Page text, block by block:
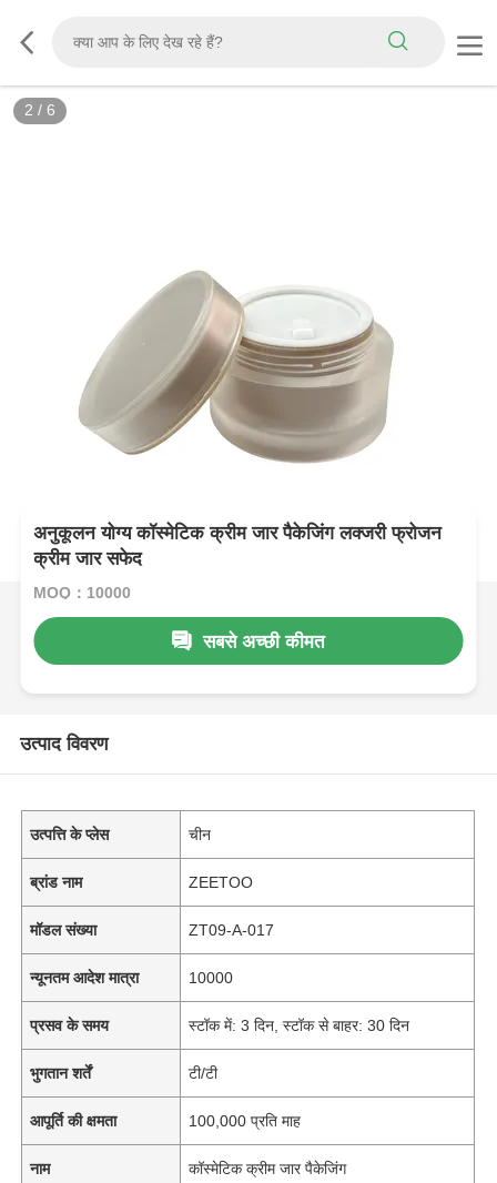
2 / 6
अनुकूलन योग्य कॉस्मेटिक क्रीम जार पैकेजिंग लक्जरी फ्रोजन
क्रीम जार सफेद
MOQ：10000
सबसे अच्छी कीमत
उत्पाद विवरण
उत्पत्ति के प्लेस चीन
ब्रांड नाम ZEETOO
मॉडल संख्या ZT09-A-017
न्यूनतम आदेश मात्रा 10000
प्रसव के समय स्टॉक में: 3 दिन, स्टॉक से बाहर: 30 दिन
भुगतान शर्तें टी/टी
आपूर्ति की क्षमता 100,000 प्रति माह
नाम कॉस्मेटिक क्रीम जार पैकेजिंग